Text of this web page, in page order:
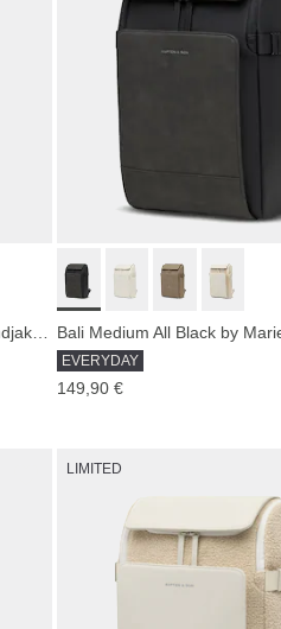
EVERYDAY
149,90 €
LIMITED